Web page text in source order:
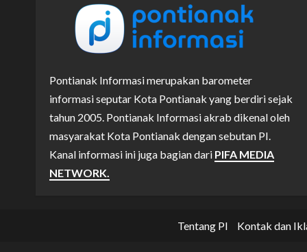
Pontianak Informasi merupakan barometer
informasi seputar Kota Pontianak yang berdiri sejak
tahun 2005. Pontianak Informasi akrab dikenal oleh
masyarakat Kota Pontianak dengan sebutan PI.
Kanal informasi ini juga bagian dari PIFA MEDIA
NETWORK.
Tentang PI Kontak dan